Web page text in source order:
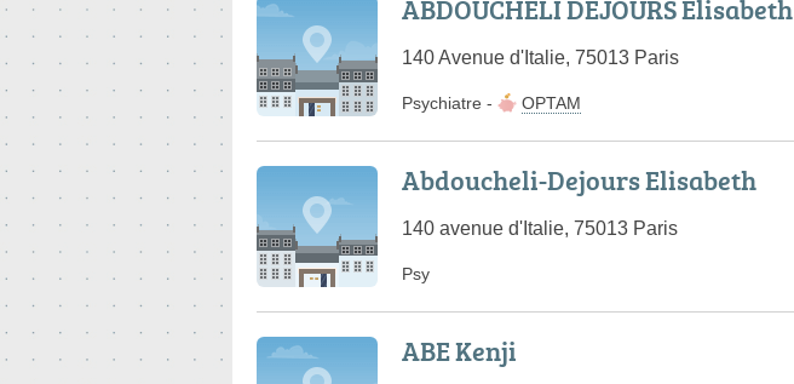
ABDOUCHELI DEJOURS Elisabeth
140 Avenue d'Italie, 75013 Paris
Psychiatre - OPTAM
Abdoucheli-Dejours Elisabeth
140 avenue d'Italie, 75013 Paris
Psy
ABE Kenji